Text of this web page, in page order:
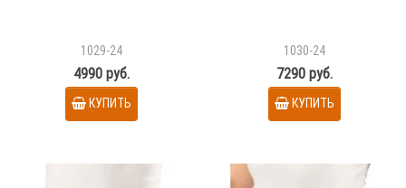
1029-24
4990 руб.
КУПИТЬ
1030-24
7290 руб.
КУПИТЬ